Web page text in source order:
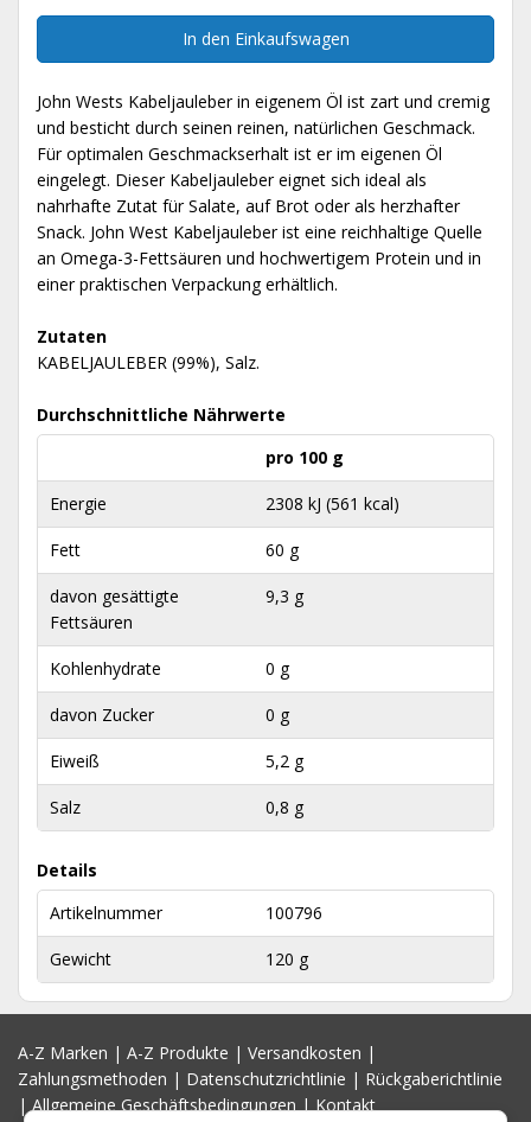
In den Einkaufswagen
John Wests Kabeljauleber in eigenem Öl ist zart und cremig
und besticht durch seinen reinen, natürlichen Geschmack.
Für optimalen Geschmackserhalt ist er im eigenen Öl
eingelegt. Dieser Kabeljauleber eignet sich ideal als
nahrhafte Zutat für Salate, auf Brot oder als herzhafter
Snack. John West Kabeljauleber ist eine reichhaltige Quelle
an Omega-3-Fettsäuren und hochwertigem Protein und in
einer praktischen Verpackung erhältlich.
Zutaten
KABELJAULEBER (99%), Salz.
Durchschnittliche Nährwerte
pro 100 g
Energie 2308 kJ (561 kcal)
Fett 60 g
davon gesättigte
Fettsäuren
9,3 g
Kohlenhydrate 0 g
davon Zucker 0 g
Eiweiß 5,2 g
Salz 0,8 g
Details
Artikelnummer
100796
Gewicht 120 g
A-Z Marken | A-Z Produkte | Versandkosten |
Zahlungsmethoden | Datenschutzrichtlinie | Rückgaberichtlinie
|Allgemeine Geschäftsbedingungen|Kontakt